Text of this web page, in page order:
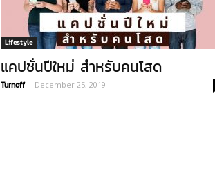
Lifestyle
แคปชั่นปีใหม่ สำหรับคนโสด
Turnoff - December 25, 2019